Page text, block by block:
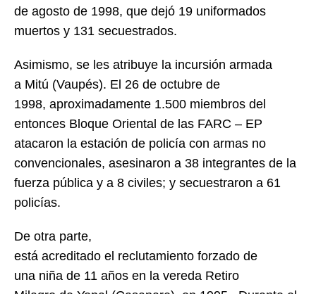
de agosto de 1998, que dejó 19 uniformados
muertos y 131 secuestrados.
Asimismo, se les atribuye la incursión armada
a Mitú (Vaupés). El 26 de octubre de
1998, aproximadamente 1.500 miembros del
entonces Bloque Oriental de las FARC – EP
atacaron la estación de policía con armas no
convencionales, asesinaron a 38 integrantes de la
fuerza pública y a 8 civiles; y secuestraron a 61
policías.
De otra parte,
está acreditado el reclutamiento forzado de
una niña de 11 años en la vereda Retiro